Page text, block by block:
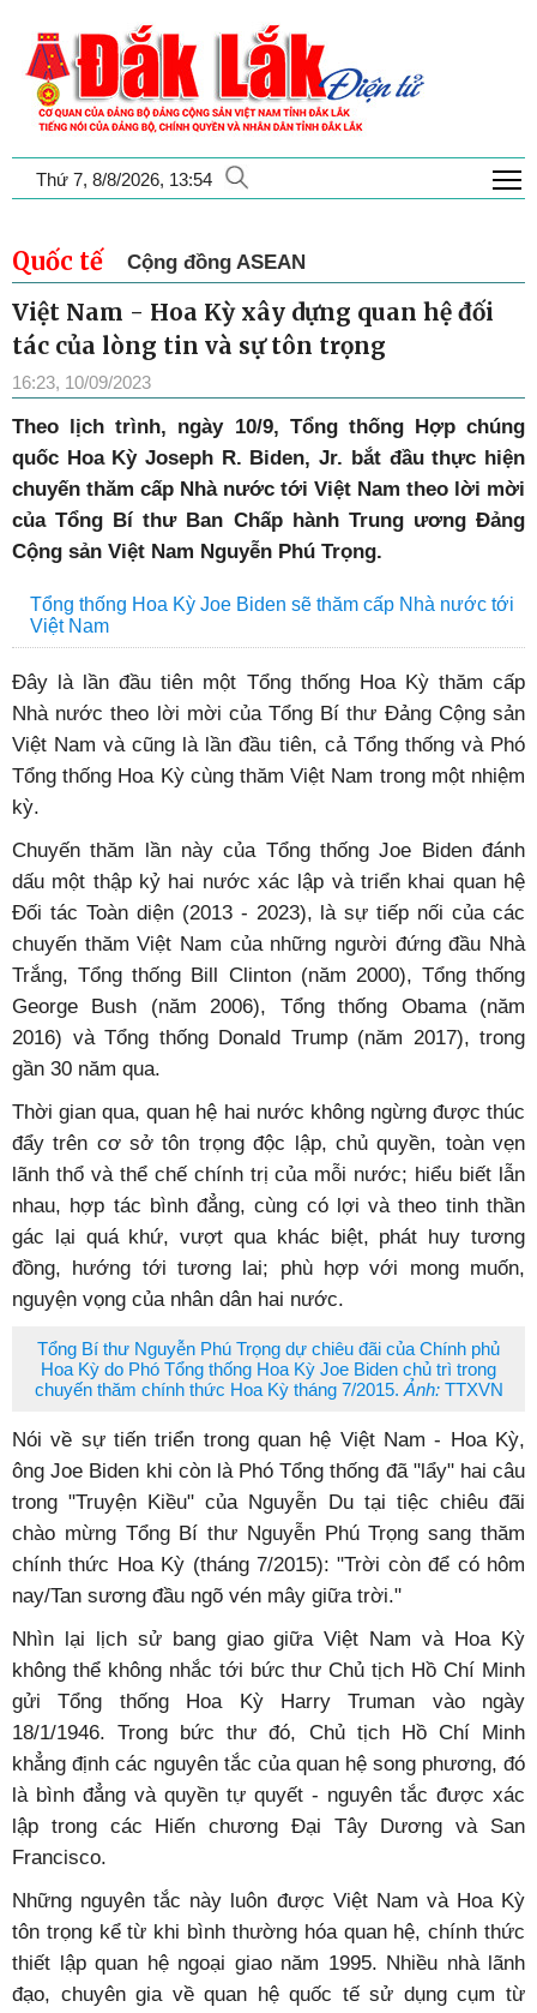
Thứ 7, 8/8/2026, 13:54
Quốc tế Cộng đồng ASEAN
Việt Nam - Hoa Kỳ xây dựng quan hệ đối
tác của lòng tin và sự tôn trọng
16:23, 10/09/2023
Theo lịch trình, ngày 10/9, Tổng thống Hợp chúng
quốc Hoa Kỳ Joseph R. Biden, Jr. bắt đầu thực hiện
chuyến thăm cấp Nhà nước tới Việt Nam theo lời mời
của Tổng Bí thư Ban Chấp hành Trung ương Đảng
Cộng sản Việt Nam Nguyễn Phú Trọng.
Tổng thống Hoa Kỳ Joe Biden sẽ thăm cấp Nhà nước tới
Việt Nam
Đây là lần đầu tiên một Tổng thống Hoa Kỳ thăm cấp
Nhà nước theo lời mời của Tổng Bí thư Đảng Cộng sản
Việt Nam và cũng là lần đầu tiên, cả Tổng thống và Phó
Tổng thống Hoa Kỳ cùng thăm Việt Nam trong một nhiệm
kỳ.
Chuyến thăm lần này của Tổng thống Joe Biden đánh
dấu một thập kỷ hai nước xác lập và triển khai quan hệ
Đối tác Toàn diện (2013 - 2023), là sự tiếp nối của các
chuyến thăm Việt Nam của những người đứng đầu Nhà
Trắng, Tổng thống Bill Clinton (năm 2000), Tổng thống
George Bush (năm 2006), Tổng thống Obama (năm
2016) và Tổng thống Donald Trump (năm 2017), trong
gần 30 năm qua.
Thời gian qua, quan hệ hai nước không ngừng được thúc
đẩy trên cơ sở tôn trọng độc lập, chủ quyền, toàn vẹn
lãnh thổ và thể chế chính trị của mỗi nước; hiểu biết lẫn
nhau, hợp tác bình đẳng, cùng có lợi và theo tinh thần
gác lại quá khứ, vượt qua khác biệt, phát huy tương
đồng, hướng tới tương lai; phù hợp với mong muốn,
nguyện vọng của nhân dân hai nước.
Tổng Bí thư Nguyễn Phú Trọng dự chiêu đãi của Chính phủ
Hoa Kỳ do Phó Tổng thống Hoa Kỳ Joe Biden chủ trì trong
chuyến thăm chính thức Hoa Kỳ tháng 7/2015. Ảnh:TTXVN
Nói về sự tiến triển trong quan hệ Việt Nam - Hoa Kỳ,
ông Joe Biden khi còn là Phó Tổng thống đã "lẩy" hai câu
trong "Truyện Kiều" của Nguyễn Du tại tiệc chiêu đãi
chào mừng Tổng Bí thư Nguyễn Phú Trọng sang thăm
chính thức Hoa Kỳ (tháng 7/2015): "Trời còn để có hôm
nay/Tan sương đầu ngõ vén mây giữa trời."
Nhìn lại lịch sử bang giao giữa Việt Nam và Hoa Kỳ
không thể không nhắc tới bức thư Chủ tịch Hồ Chí Minh
gửi Tổng thống Hoa Kỳ Harry Truman vào ngày
18/1/1946. Trong bức thư đó, Chủ tịch Hồ Chí Minh
khẳng định các nguyên tắc của quan hệ song phương, đó
là bình đẳng và quyền tự quyết - nguyên tắc được xác
lập trong các Hiến chương Đại Tây Dương và San
Francisco.
Những nguyên tắc này luôn được Việt Nam và Hoa Kỳ
tôn trọng kể từ khi bình thường hóa quan hệ, chính thức
thiết lập quan hệ ngoại giao năm 1995. Nhiều nhà lãnh
đạo, chuyên gia về quan hệ quốc tế sử dụng cụm từ